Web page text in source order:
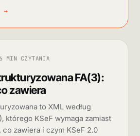
→
6 MIN CZYTANIA
FA(3):
zawiera
to XML według
którego KSeF wymaga zamiast
co zawiera i czym KSeF 2.0